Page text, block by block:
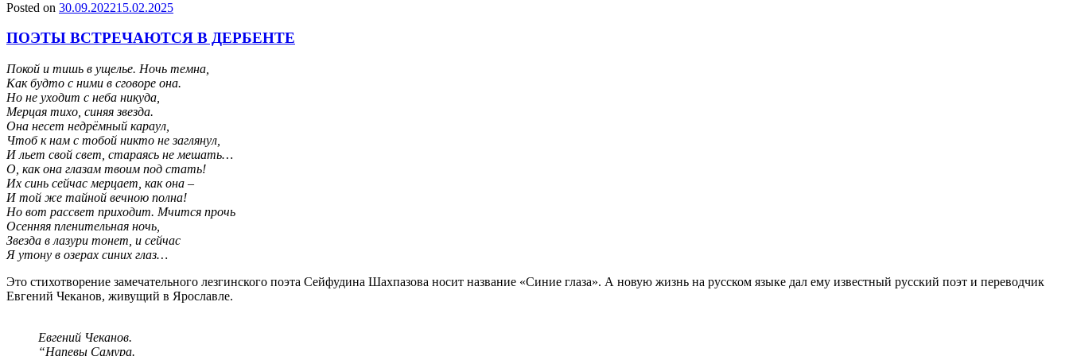
Posted on 30.09.202215.02.2025
ПОЭТЫ ВСТРЕЧАЮТСЯ В ДЕРБЕНТЕ
Покой и тишь в ущелье. Ночь темна,
Как будто с ними в сговоре она.
Но не уходит с неба никуда,
Мерцая тихо, синяя звезда.
Она несет недрёмный караул,
Чтоб к нам с тобой никто не заглянул,
И льет свой свет, стараясь не мешать…
О, как она глазам твоим под стать!
Их синь сейчас мерцает, как она –
И той же тайной вечною полна!
Но вот рассвет приходит. Мчится прочь
Осенняя пленительная ночь,
Звезда в лазури тонет, и сейчас
Я утону в озерах синих глаз…
Это стихотворение замечательного лезгинского поэта Сейфудина Шахпазова носит название «Синие глаза». А новую жизнь на русском языке дал ему известный русский поэт и переводчик
Евгений Чеканов, живущий в Ярославле.
Евгений Чеканов.
“Напевы Самура.